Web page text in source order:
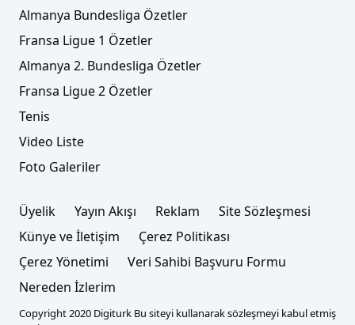
Almanya Bundesliga Özetler
Fransa Ligue 1 Özetler
Almanya 2. Bundesliga Özetler
Fransa Ligue 2 Özetler
Tenis
Video Liste
Foto Galeriler
Üyelik Yayın Akışı Reklam
Site Sözleşmesi
Künye ve İletişim
Çerez Politikası
Çerez Yönetimi
Veri Sahibi Başvuru Formu
Nereden İzlerim
Copyright 2020 Digiturk Bu siteyi kullanarak sözleşmeyi kabul etmiş